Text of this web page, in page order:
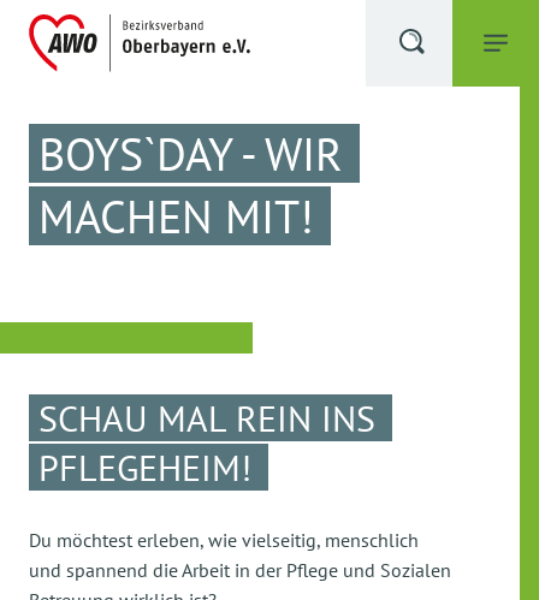
BOYS`DAY - WIR
MACHEN MIT!
SCHAU MAL REIN INS
PFLEGEHEIM!
Du möchtest erleben, wie vielseitig, menschlich
und spannend die Arbeit in der Pflege und Sozialen